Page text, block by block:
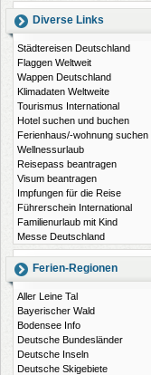
Diverse Links
Städtereisen Deutschland
Flaggen Weltweit
Wappen Deutschland
Klimadaten Weltweite
Tourismus International
Hotel suchen und buchen
Ferienhaus/-wohnung suchen
Wellnessurlaub
Reisepass beantragen
Visum beantragen
Impfungen für die Reise
Führerschein International
Familienurlaub mit Kind
Messe Deutschland
Ferien-Regionen
Aller Leine Tal
Bayerischer Wald
Bodensee Info
Deutsche Bundesländer
Deutsche Inseln
Deutsche Skigebiete